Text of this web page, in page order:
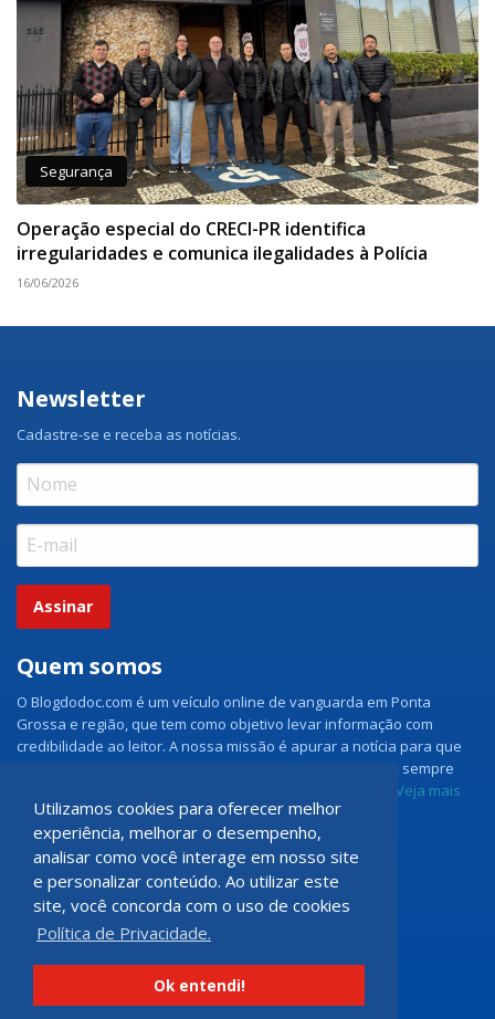
Utilizamos cookies para oferecer melhor
experiência, melhorar o desempenho,
analisar como você interage em nosso site
e personalizar conteúdo. Ao utilizar este
site, você concorda com o uso de cookies
Política de Privacidade.
Ok entendi!
Segurança
Operação especial do CRECI-PR identifica
irregularidades e comunica ilegalidades à Polícia
16/06/2026
Newsletter
Cadastre-se e receba as notícias.
Assinar
Quem somos
O Blogdodoc.com é um veículo online de vanguarda em Ponta
Grossa e região, que tem como objetivo levar informação com
credibilidade ao leitor. A nossa missão é apurar a notícia para que
nossos leitores tenham acesso aos fatos como eles são, sempre
Veja mais
Grupo Doc.com
Rua Rio de Janeiro, 150 - Sala 102
CEP: 84070-060 - Nova Rússia
Ponta Grossa \ PR